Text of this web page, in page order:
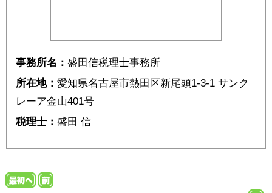
事務所名： 盛田信税理士事務所
所在地： 愛知県名古屋市熱田区新尾頭1-3-1 サンク
レーア金山401号
税理士： 盛田 信